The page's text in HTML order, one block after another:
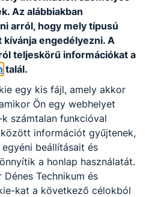
Az alábbiakban
arról, hogy mely típusú
engedélyezni. A
teljeskörű információkat a
talál.
egy kis fájl, amely akkor
Ön egy webhelyet
számtalan funkcióval
információt gyűjtenek,
beállításait és
a honlap használatát.
Technikum és
kat a következő célokból